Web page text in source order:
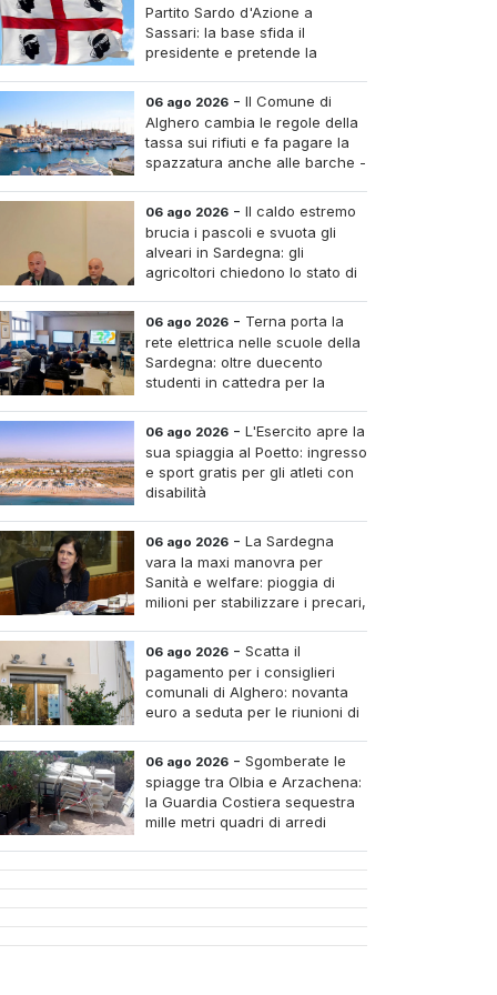
Partito Sardo d'Azione a
Sassari: la base sfida il
presidente e pretende la
06 ago 2026 - Il Comune di
Alghero cambia le regole della
tassa sui rifiuti e fa pagare la
spazzatura anche alle barche -
06 ago 2026 - Il caldo estremo
brucia i pascoli e svuota gli
alveari in Sardegna: gli
agricoltori chiedono lo stato di
06 ago 2026 - Terna porta la
rete elettrica nelle scuole della
Sardegna: oltre duecento
studenti in cattedra per la
06 ago 2026 - L'Esercito apre la
sua spiaggia al Poetto: ingresso
e sport gratis per gli atleti con
disabilità
06 ago 2026 - La Sardegna
vara la maxi manovra per
Sanità e welfare: pioggia di
milioni per stabilizzare i precari,
e assumere infermieri fissi nelle case di riposo.
06 ago 2026 - Scatta il
pagamento per i consiglieri
comunali di Alghero: novanta
euro a seduta per le riunioni di
06 ago 2026 - Sgomberate le
spiagge tra Olbia e Arzachena:
la Guardia Costiera sequestra
mille metri quadri di arredi